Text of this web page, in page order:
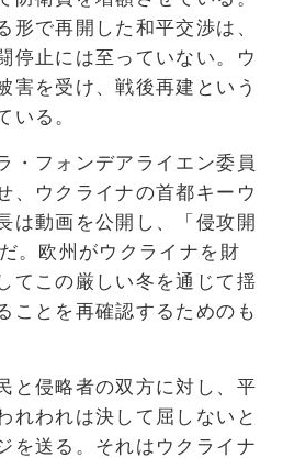
形で再開した和平交渉は、
停止には至っていない。ウ
害を受け、戦後再建という
いる。
・フォンデアライエン委員
、ウクライナの首都キーウ
は動画を公開し、「侵攻開
。欧州がウクライナを財
てこの厳しい冬を通じて揺
ことを再確認するためのも
と侵略者の双方に対し、平
れわれは決して屈しないと
を送る。それはウクライナ